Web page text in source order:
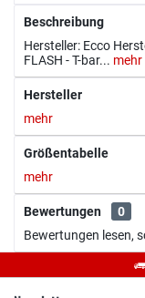
Beschreibung
Hersteller: Ecco
FLASH - T-bar... mehr
Hersteller
mehr
Größentabelle
mehr
Bewertungen
0
Bewertungen lesen,